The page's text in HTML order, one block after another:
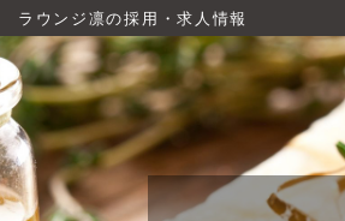
ラウンジ凛の採用・求人情報